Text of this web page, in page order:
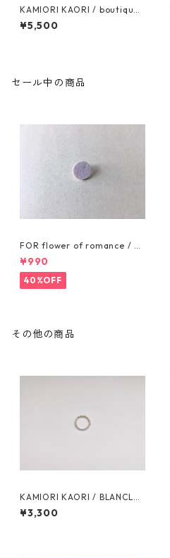
KAMIORI KAORI / boutique
pierces / Rhodochrosite
¥5,500
セール中の商品
FOR flower of romance / PI
N BADGE
¥990
40%OFF
その他の商品
KAMIORI KAORI / BLANCLAI
TEUX RING
¥3,300